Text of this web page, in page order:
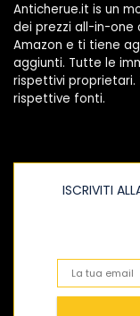
Anticherue.it is un
dei prezzi all-in-one
Amazon e ti tiene
aggiunti. Tutte le
rispettivi
rispettive fonti.
ISCRIVITI